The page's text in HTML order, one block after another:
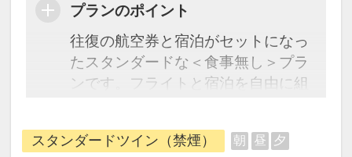
プランのポイント
往復の航空券と宿泊がセットになっ
たスタンダードな＜食事無し＞プラ
ンです。フライトと宿泊を自由に組
ージだから、一都市滞在はもちろん
周遊旅行にも最適！
スタンダードツイン（禁煙） 朝 昼 夕